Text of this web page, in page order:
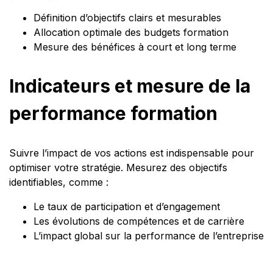
Définition d’objectifs clairs et mesurables
Allocation optimale des budgets formation
Mesure des bénéfices à court et long terme
Indicateurs et mesure de la
performance formation
Suivre l’impact de vos actions est indispensable pour
optimiser votre stratégie. Mesurez des objectifs
identifiables, comme :
Le taux de participation et d’engagement
Les évolutions de compétences et de carrière
L’impact global sur la performance de l’entreprise